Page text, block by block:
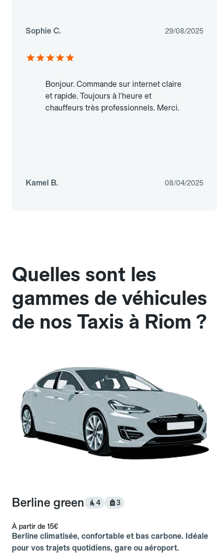
Sophie C. 29/08/2025
Bonjour. Commande sur internet claire
et rapide. Toujours à l'heure et
chauffeurs très professionnels. Merci.
Kamel B. 08/04/2025
Quelles sont les
gammes de véhicules
de nos Taxis à Riom ?
Berline green 4 3
À partir de 15€
Berline climatisée, confortable et bas carbone. Idéale
pour vos trajets quotidiens, gare ou aéroport.